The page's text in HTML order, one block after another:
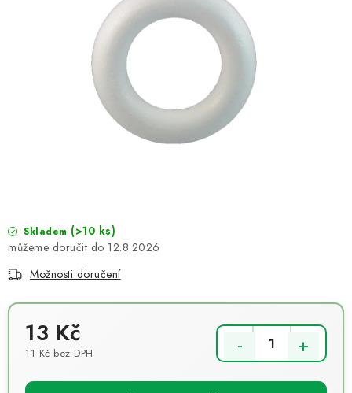
KVĚTINY A LISTY
Podmínky ochrany osobních údajů
Moje objednávka
Skladem (>10 ks)
12.8.2026
Možnosti doručení
13 Kč
11 Kč bez DPH